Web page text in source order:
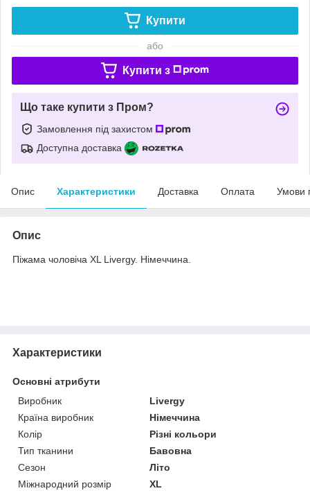
Купити
або
Купити з
Що таке купити з Пром?
Замовлення під захистом
Доступна доставка
Опис Характеристики Доставка Оплата Умови
Опис
Піжама чоловіча XL Livergy. Німеччина.
Характеристики
Основні атрибути
Виробник
Livergy
Країна виробник
Німеччина
Колір
Різні кольори
Тип тканини
Бавовна
Сезон
Літо
Міжнародний розмір
XL